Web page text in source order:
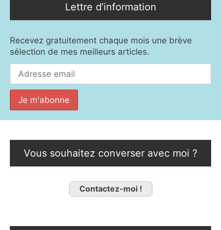
Lettre d’information
Recevez gratuitement chaque mois une brève
sélection de mes meilleurs articles.
Vous souhaitez converser avec moi ?
Contactez-moi !